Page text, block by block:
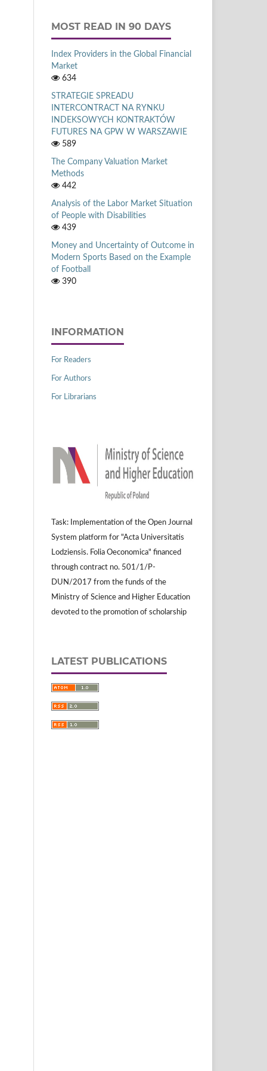
MOST READ IN 90 DAYS
Index Providers in the Global Financial
Market
634
STRATEGIE SPREADU
INTERCONTRACT NA RYNKU
INDEKSOWYCH KONTRAKTÓW
FUTURES NA GPW W WARSZAWIE
589
The Company Valuation Market
Methods
442
Analysis of the Labor Market Situation
of People with Disabilities
439
Money and Uncertainty of Outcome in
Modern Sports Based on the Example
of Football
390
INFORMATION
For Readers
For Authors
For Librarians
Task: Implementation of the Open Journal
System platform for "Acta Universitatis
Lodziensis. Folia Oeconomica" financed
through contract no. 501/1/P-
DUN/2017 from the funds of the
Ministry of Science and Higher Education
devoted to the promotion of scholarship
LATEST PUBLICATIONS